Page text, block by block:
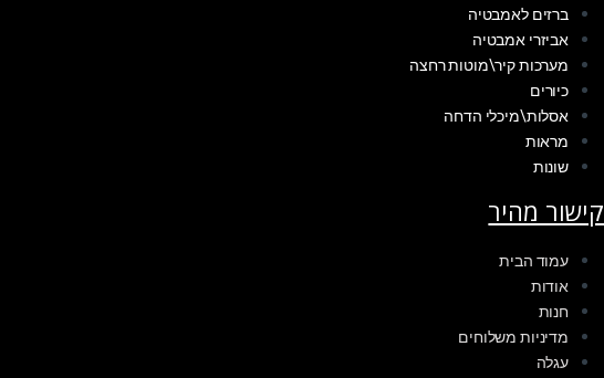
ברזים לאמבטיה
אביזרי אמבטיה
מערכות קיר\מוטות רחצה
כיורים
אסלות\מיכלי הדחה
מראות
שונות
קישור מהיר
עמוד הבית
אודות
חנות
מדיניות משלוחים
עגלה